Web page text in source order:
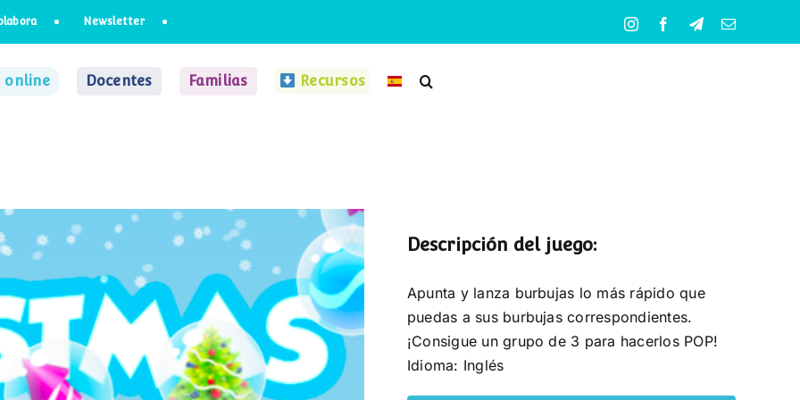
Newsletter InstagramFacebookTelegramCorreo
online Docentes Familias Recursos
Descripción del juego:
Apunta y lanza burbujas lo más rápido que
puedas a sus burbujas correspondientes.
¡Consigue un grupo de 3 para hacerlos POP!
Idioma: Inglés